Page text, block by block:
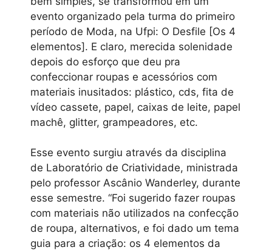
evento organizado pela turma do primeiro
período de Moda, na Ufpi: O Desfile [Os 4
elementos]. E claro, merecida solenidade
depois do esforço que deu pra
confeccionar roupas e acessórios com
materiais inusitados: plástico, cds, fita de
vídeo cassete, papel, caixas de leite, papel
machê, glitter, grampeadores, etc.
Esse evento surgiu através da disciplina
de Laboratório de Criatividade, ministrada
pelo professor Ascânio Wanderley, durante
esse semestre. “Foi sugerido fazer roupas
com materiais não utilizados na confecção
de roupa, alternativos, e foi dado um tema
guia para a criação: os 4 elementos da